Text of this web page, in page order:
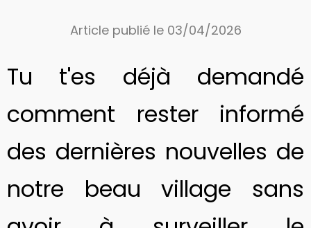
Article publié le 03/04/2026
Tu t'es déjà demandé
comment rester informé
des dernières nouvelles de
notre beau village sans